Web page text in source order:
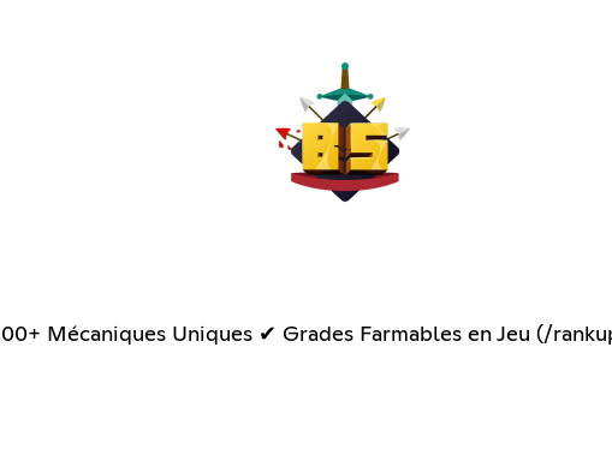
Mécaniques Uniques ✔ Grades Farmables en Jeu (/